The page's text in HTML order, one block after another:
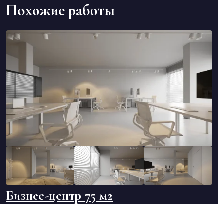
Похожие работы
Бизнес-центр 75 м2